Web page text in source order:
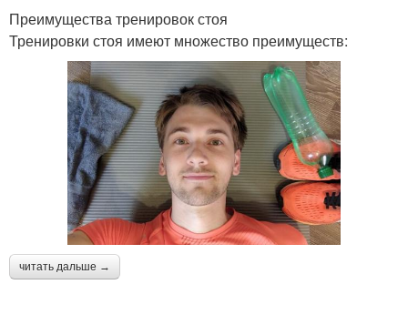
Преимущества тренировок стоя
Тренировки стоя имеют множество преимуществ:
читать дальше →